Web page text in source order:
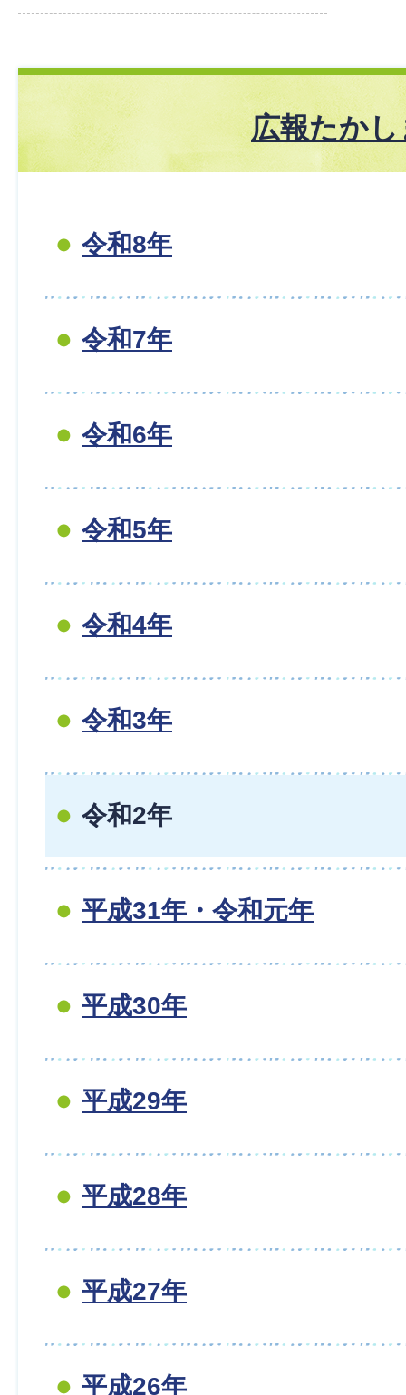
広報たかし
令和8年
令和7年
令和6年
令和5年
令和4年
令和3年
令和2年
平成31年・令和元年
平成30年
平成29年
平成28年
平成27年
平成26年